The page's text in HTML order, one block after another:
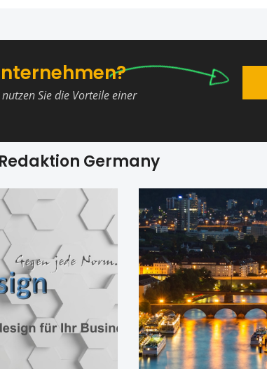
Sie die Vorteile einer
Germany